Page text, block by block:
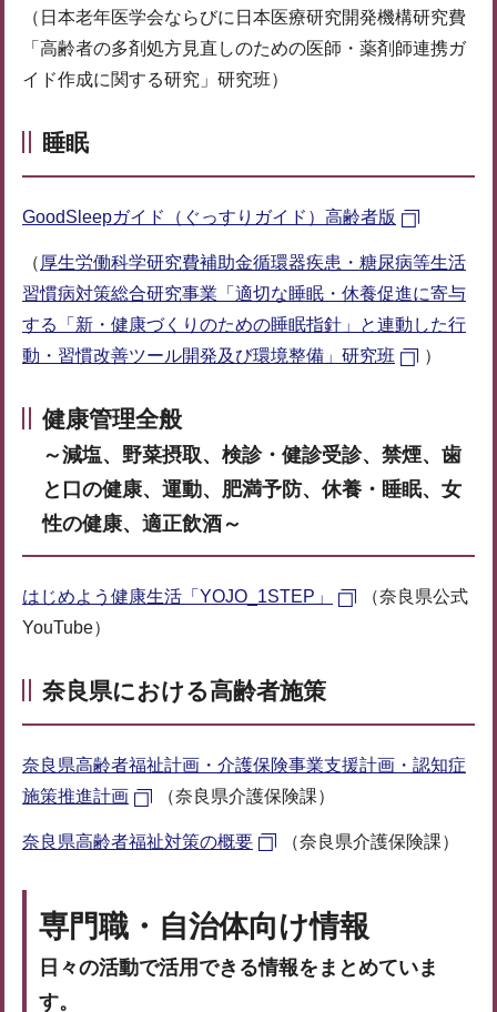
（日本老年医学会ならびに日本医療研究開発機構研究費
「高齢者の多剤処方見直しのための医師・薬剤師連携ガ
イド作成に関する研究」研究班）
睡眠
GoodSleepガイド（ぐっすりガイド）高齢者版
（ 厚生労働科学研究費補助金循環器疾患・糖尿病等生活
習慣病対策総合研究事業「適切な睡眠・休養促進に寄与
する「新・健康づくりのための睡眠指針」と連動した行
動・習慣改善ツール開発及び環境整備」研究班
）
健康管理全般
～減塩、野菜摂取、検診・健診受診、禁煙、歯
と口の健康、運動、肥満予防、休養・睡眠、女
性の健康、適正飲酒～
はじめよう健康生活「YOJO_1STEP」
（奈良県公式
YouTube）
奈良県における高齢者施策
奈良県高齢者福祉計画・介護保険事業支援計画・認知症
施策推進計画
（奈良県介護保険課）
奈良県高齢者福祉対策の概要 （奈良県介護保険課）
専門職・自治体向け情報
日々の活動で活用できる情報をまとめていま
す。